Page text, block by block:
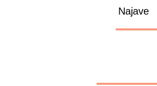
Najave